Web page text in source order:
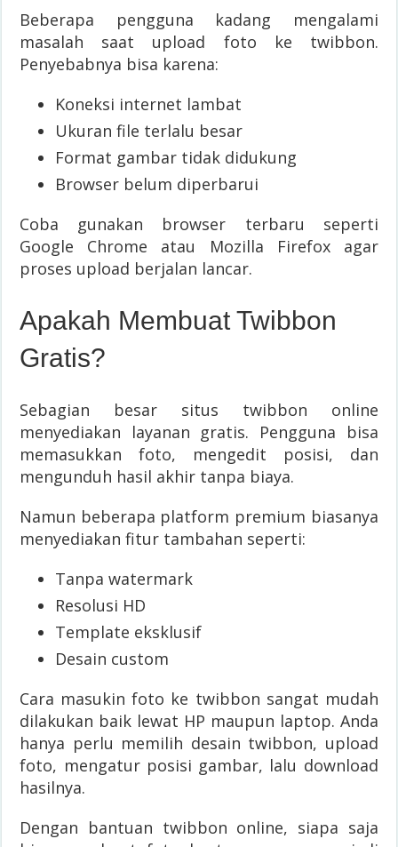
Beberapa pengguna kadang mengalami
masalah saat upload foto ke twibbon.
Penyebabnya bisa karena:
Koneksi internet lambat
Ukuran file terlalu besar
Format gambar tidak didukung
Browser belum diperbarui
Coba gunakan browser terbaru seperti
Google Chrome atau Mozilla Firefox agar
proses upload berjalan lancar.
Apakah Membuat Twibbon
Gratis?
Sebagian besar situs twibbon online
menyediakan layanan gratis. Pengguna bisa
memasukkan foto, mengedit posisi, dan
mengunduh hasil akhir tanpa biaya.
Namun beberapa platform premium biasanya
menyediakan fitur tambahan seperti:
Tanpa watermark
Resolusi HD
Template eksklusif
Desain custom
Cara masukin foto ke twibbon sangat mudah
dilakukan baik lewat HP maupun laptop. Anda
hanya perlu memilih desain twibbon, upload
foto, mengatur posisi gambar, lalu download
hasilnya.
Dengan bantuan twibbon online, siapa saja